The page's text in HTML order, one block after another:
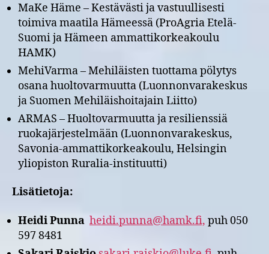
MaKe Häme – Kestävästi ja vastuullisesti
toimiva maatila Hämeessä (ProAgria Etelä-
Suomi ja Hämeen ammattikorkeakoulu
HAMK)
MehiVarma – Mehiläisten tuottama pölytys
osana huoltovarmuutta (Luonnonvarakeskus
ja Suomen Mehiläishoitajain Liitto)
ARMAS – Huoltovarmuutta ja resilienssiä
ruokajärjestelmään (Luonnonvarakeskus,
Savonia-ammattikorkeakoulu, Helsingin
yliopiston Ruralia-instituutti)
Lisätietoja:
Heidi Punna heidi.punna@hamk.fi, puh 050
597 8481